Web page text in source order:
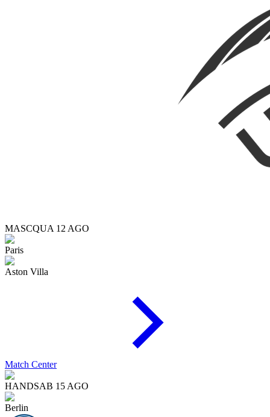
MASCQUA 12 AGO
Paris
Aston Villa
Match Center
HANDSAB 15 AGO
Berlin